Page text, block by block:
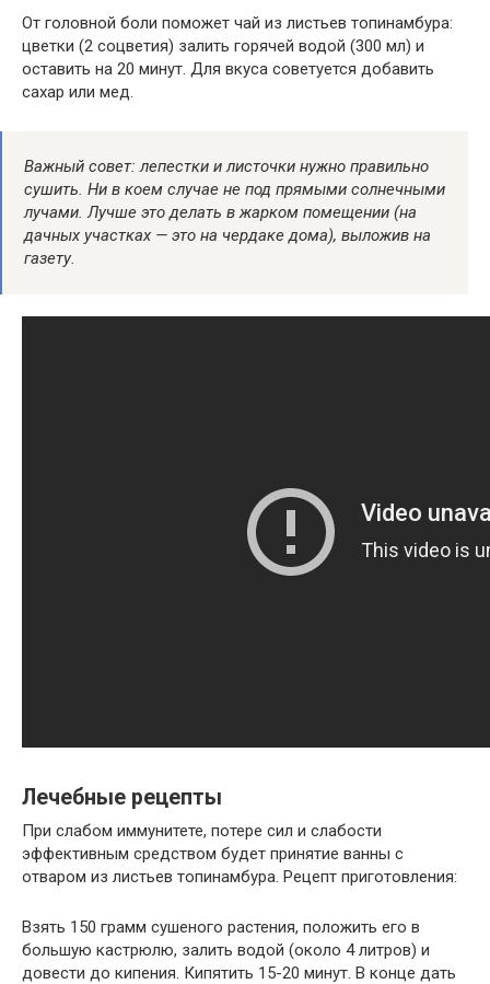
От головной боли поможет чай из листьев топинамбура:
цветки (2 соцветия) залить горячей водой (300 мл) и
оставить на 20 минут. Для вкуса советуется добавить
сахар или мед.
Важный совет: лепестки и листочки нужно правильно
сушить. Ни в коем случае не под прямыми солнечными
лучами. Лучше это делать в жарком помещении (на
дачных участках — это на чердаке дома), выложив на
газету.
Лечебные рецепты
При слабом иммунитете, потере сил и слабости
эффективным средством будет принятие ванны с
отваром из листьев топинамбура. Рецепт приготовления:
Взять 150 грамм сушеного растения, положить его в
большую кастрюлю, залить водой (около 4 литров) и
довести до кипения. Кипятить 15-20 минут. В конце дать